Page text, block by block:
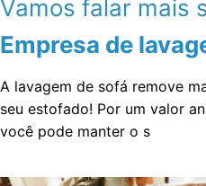
Vamos falar mais
Empresa de
A lavagem de sofá remove
seu estofado! Por um valor
você pode manter o s